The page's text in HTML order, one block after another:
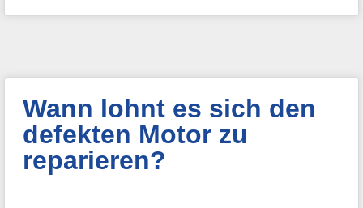
Wann lohnt es sich den
defekten Motor zu
reparieren?